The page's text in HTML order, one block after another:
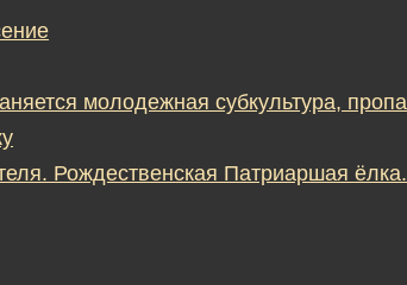
молодежная субкультура,
Рождественская Патриаршая